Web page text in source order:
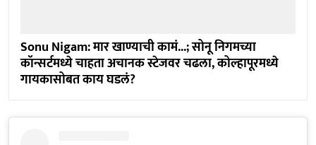
Sonu Nigam: मार खाण्याची कामं...; सोनू निगमच्या
कॉन्सर्टमध्ये चाहता अचानक स्टेजवर चढला, कोल्हापूरमध्ये
गायकासोबत काय घडलं?